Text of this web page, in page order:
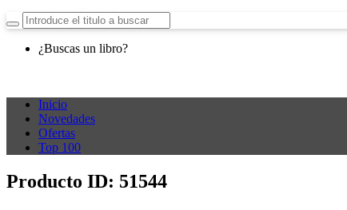
¿Buscas un libro?
Inicio
Novedades
Ofertas
Top 100
Producto ID: 51544